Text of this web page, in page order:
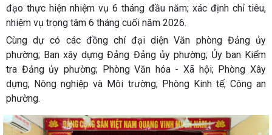
đạo thực hiện nhiệm vụ 6 tháng đầu năm; xác định chỉ tiêu,
nhiệm vụ trọng tâm 6 tháng cuối năm 2026.
Cùng dự có các đồng chí đại diện Văn phòng Đảng ủy
phường; Ban xây dựng Đảng Đảng ủy phường; Ủy ban Kiểm
tra Đảng ủy phường; Phòng Văn hóa - Xã hội; Phòng Xây
dựng, Nông nghiệp và Môi trường; Phòng Kinh tế; Công an
phường.